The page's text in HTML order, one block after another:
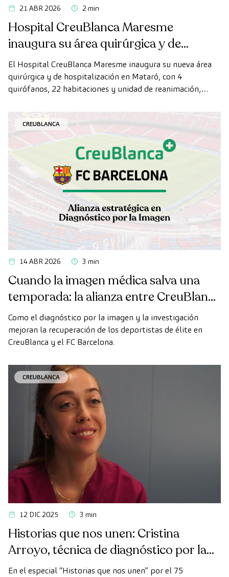
21 ABR 2026 2 min
Hospital CreuBlanca Maresme
inaugura su área quirúrgica y de
hospitalización
El Hospital CreuBlanca Maresme inaugura su nueva área
quirúrgica y de hospitalización en Mataró, con 4
quirófanos, 22 habitaciones y unidad de reanimación,
CREUBLANCA
14 ABR 2026 3 min
Cuando la imagen médica salva una
temporada: la alianza entre CreuBlanca
y el FC Barcelona
Como el diagnóstico por la imagen y la investigación
mejoran la recuperación de los deportistas de élite en
CreuBlanca y el FC Barcelona.
CREUBLANCA
12 DIC 2025 3 min
Historias que nos unen: Cristina
Arroyo, técnica de diagnóstico por la
imagen
En el especial “Historias que nos unen” por el 75